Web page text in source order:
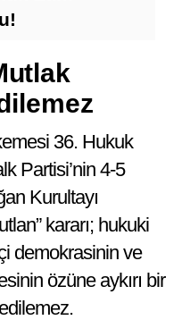
36. Hukuk
Partisi’nin 4-5
Kurultayı
kararı; hukuki
demokrasinin ve
özüne aykırı bir